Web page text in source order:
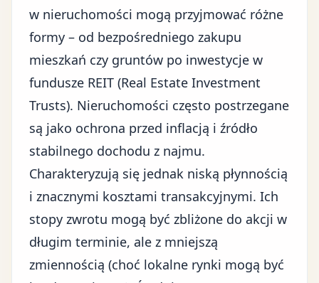
w nieruchomości mogą przyjmować różne
formy – od bezpośredniego zakupu
mieszkań czy gruntów po inwestycje w
fundusze REIT (Real Estate Investment
Trusts). Nieruchomości często postrzegane
są jako ochrona przed inflacją i źródło
stabilnego dochodu z najmu.
Charakteryzują się jednak niską płynnością
i znacznymi kosztami transakcyjnymi. Ich
stopy zwrotu mogą być zbliżone do akcji w
długim terminie, ale z mniejszą
zmiennością (choć lokalne rynki mogą być